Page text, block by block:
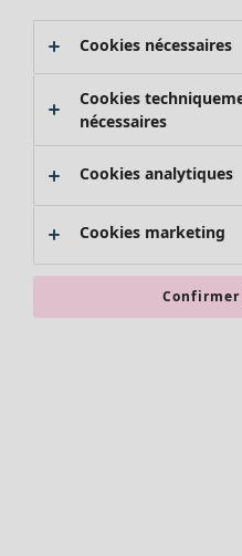
Promos SOLDES
Les promos de Gudrun
Nouvel arrivage
Bonnes affaires en soldes -
Cookies nécessaires
Cookies
nécessaires
Cookies analytiques
Cookies marketing